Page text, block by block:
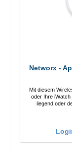
Networx -
Mit diesem Wireless Lade Pad
oder Ihre iWatch
liegend oder der